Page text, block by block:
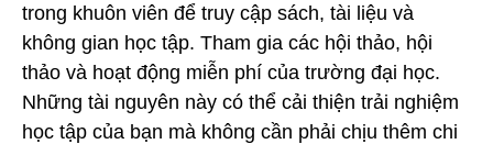
trong khuôn viên để truy cập sách, tài liệu và
không gian học tập. Tham gia các hội thảo, hội
thảo và hoạt động miễn phí của trường đại học.
Những tài nguyên này có thể cải thiện trải nghiệm
học tập của bạn mà không cần phải chịu thêm chi